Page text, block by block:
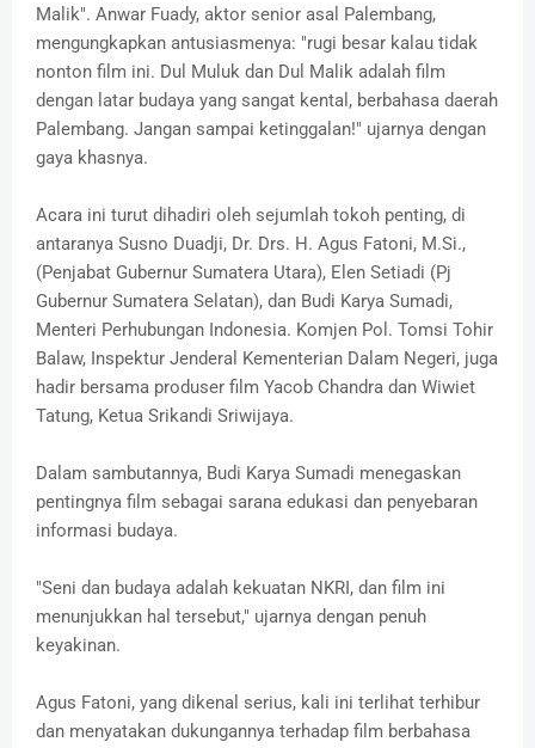
Malik". Anwar Fuady, aktor senior asal Palembang,
mengungkapkan antusiasmenya: "rugi besar kalau tidak
nonton film ini. Dul Muluk dan Dul Malik adalah film
dengan latar budaya yang sangat kental, berbahasa daerah
Palembang. Jangan sampai ketinggalan!" ujarnya dengan
gaya khasnya.
Acara ini turut dihadiri oleh sejumlah tokoh penting, di
antaranya Susno Duadji, Dr. Drs. H. Agus Fatoni, M.Si.,
(Penjabat Gubernur Sumatera Utara), Elen Setiadi (Pj
Gubernur Sumatera Selatan), dan Budi Karya Sumadi,
Menteri Perhubungan Indonesia. Komjen Pol. Tomsi Tohir
Balaw, Inspektur Jenderal Kementerian Dalam Negeri, juga
hadir bersama produser film Yacob Chandra dan Wiwiet
Tatung, Ketua Srikandi Sriwijaya.
Dalam sambutannya, Budi Karya Sumadi menegaskan
pentingnya film sebagai sarana edukasi dan penyebaran
informasi budaya.
"Seni dan budaya adalah kekuatan NKRI, dan film ini
menunjukkan hal tersebut," ujarnya dengan penuh
keyakinan.
Agus Fatoni, yang dikenal serius, kali ini terlihat terhibur
dan menyatakan dukungannya terhadap film berbahasa